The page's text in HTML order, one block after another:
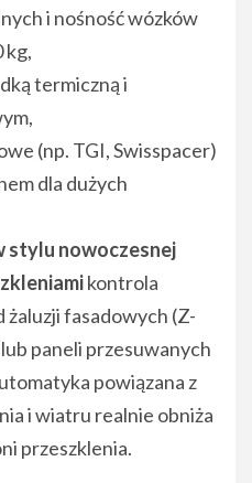
i nośność wózków
kg,
termiczną i
(np. TGI, Swisspacer)
dla dużych
stylu nowoczesnej
kontrola
żaluzji fasadowych (Z-
paneli przesuwanych
powiązana z
i wiatru realnie obniża
przeszklenia.